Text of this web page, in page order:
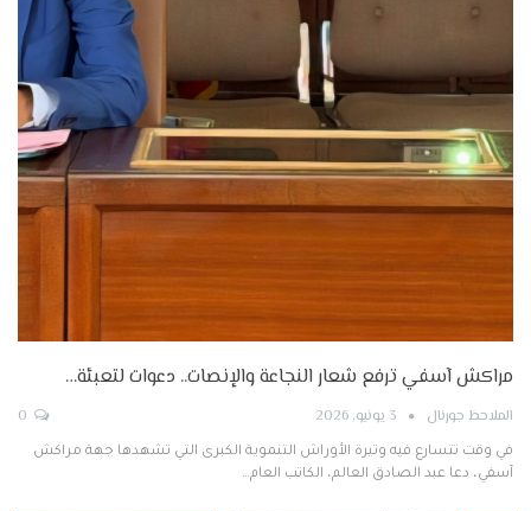
مراكش آسفي ترفع شعار النجاعة والإنصات.. دعوات لتعبئة…
الملاحظ جورنال 3 يونيو, 2026
في وقت تتسارع فيه وتيرة الأوراش التنموية الكبرى التي تشهدها جهة مراكش
آسفي، دعا عبد الصادق العالم، الكاتب العام…